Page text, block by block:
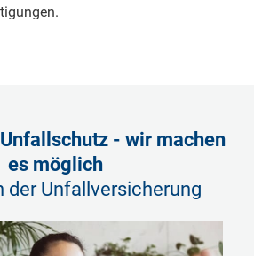
- wir machen
es möglich
der Unfallversicherung